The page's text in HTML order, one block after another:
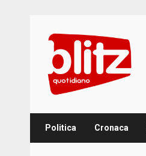
content
Politica Cronaca